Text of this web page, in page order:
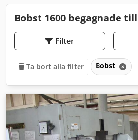
Bobst 1600 begagnade
Filter
Ta bort alla filter Bobst